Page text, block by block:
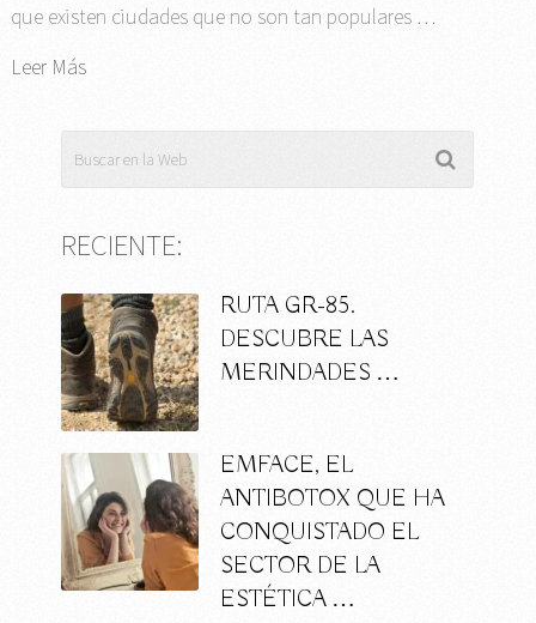
que existen ciudades que no son tan populares …
Leer Más
RECIENTE:
RUTA GR-85.
DESCUBRE LAS
MERINDADES …
EMFACE, EL
ANTIBOTOX QUE HA
CONQUISTADO EL
SECTOR DE LA
ESTÉTICA …